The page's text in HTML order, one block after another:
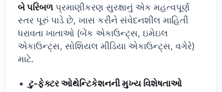
બે પરિબળ પ્રમાણીકરણ સુરક્ષાનું એક મહત્વપૂર્ણ
સ્તર પૂરું પાડે છે, ખાસ કરીને સંવેદનશીલ માહિતી
ધરાવતા ખાતાઓ (બેંક એકાઉન્ટ્સ, ઇમેઇલ
એકાઉન્ટ્સ, સોશિયલ મીડિયા એકાઉન્ટ્સ, વગેરે)
માટે.
ટુ-ફેક્ટર ઓથેન્ટિકેશનની મુખ્ય વિશેષતાઓ